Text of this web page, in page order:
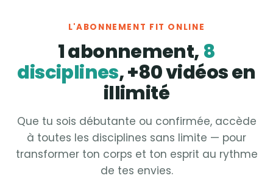
L'ABONNEMENT FIT ONLINE
1 abonnement, 8
disciplines, +80 vidéos en
illimité
Que tu sois débutante ou confirmée, accède
à toutes les disciplines sans limite — pour
transformer ton corps et ton esprit au rythme
de tes envies.